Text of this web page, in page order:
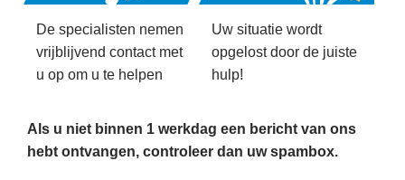
De specialisten nemen
vrijblijvend contact met
u op om u te helpen
Uw situatie wordt
opgelost door de juiste
hulp!
Als u niet binnen 1 werkdag een bericht van ons
hebt ontvangen, controleer dan uw spambox.